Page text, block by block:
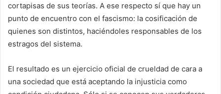
cortapisas de sus teorías. A ese respecto sí que hay un
punto de encuentro con el fascismo: la cosificación de
quienes son distintos, haciéndoles responsables de los
estragos del sistema.
El resultado es un ejercicio oficial de crueldad de cara a
una sociedad que está aceptando la injusticia como